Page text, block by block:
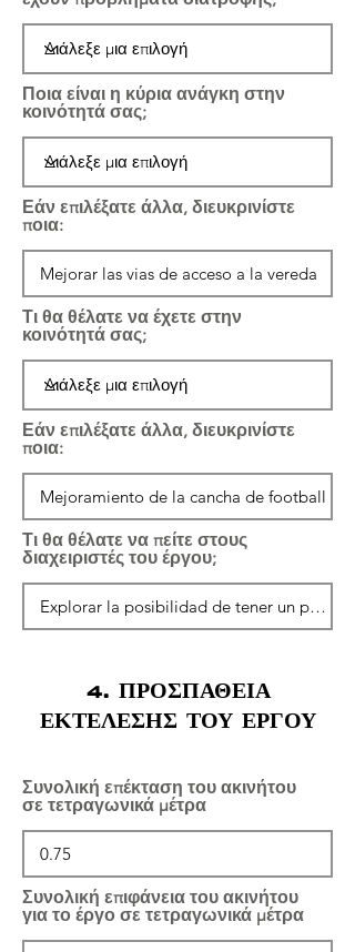
Ποια είναι η κύρια ανάγκη στην
κοινότητά σας;
Εάν επιλέξατε άλλα, διευκρινίστε
ποια:
Τι θα θέλατε να έχετε στην
κοινότητά σας;
Εάν επιλέξατε άλλα, διευκρινίστε
ποια:
Τι θα θέλατε να πείτε στους
διαχειριστές του έργου;
4. ΠΡΟΣΠΑΘΕΙΑ
ΕΚΤΕΛΕΣΗΣ ΤΟΥ ΕΡΓΟΥ
Συνολική επέκταση του ακινήτου
σε τετραγωνικά μέτρα
Συνολική επιφάνεια του ακινήτου
για το έργο σε τετραγωνικά μέτρα